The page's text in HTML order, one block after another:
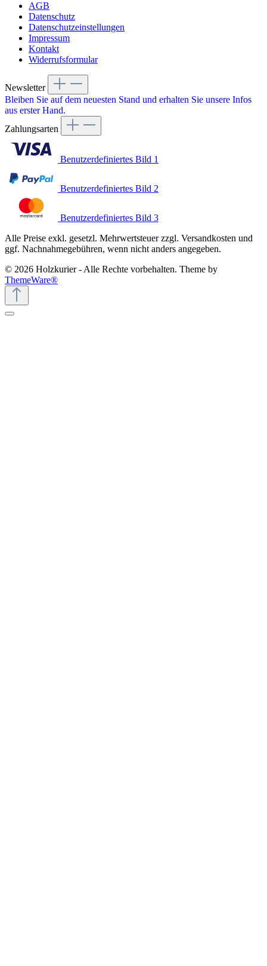
AGB
Datenschutz
Datenschutzeinstellungen
Impressum
Kontakt
Widerrufsformular
Newsletter
Bleiben Sie auf dem neuesten Stand und erhalten Sie unsere Infos
aus erster Hand.
Zahlungsarten
Benutzerdefiniertes Bild 1
Benutzerdefiniertes Bild 2
Benutzerdefiniertes Bild 3
Alle Preise exkl. gesetzl. Mehrwertsteuer zzgl. Versandkosten und
ggf. Nachnahmegebühren, wenn nicht anders angegeben.
© 2026 Holzkurier - Alle Rechte vorbehalten. Theme by
ThemeWare®